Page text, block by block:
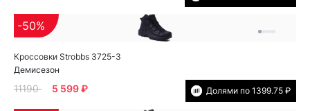
Кроссовки Strobbs 3725-3
Демисезон
-50%
11190 5 599 ₽ Долями по 1399.75 ₽